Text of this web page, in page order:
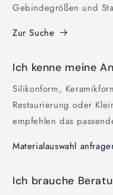
Gebindegrößen und
Zur Suche
Ich kenne meine
Silikonform,
Restaurierung oder
empfehlen das
Materialauswahl
Ich brauche